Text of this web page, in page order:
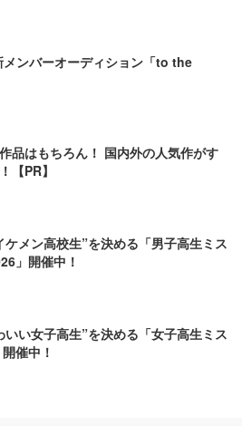
ンバーオーディション「to the
品はもちろん！ 国内外の人気作がす
【PR】
ケメン高校生”を決める「男子高生ミス
」開催中！
いい女子高生”を決める「女子高生ミス
催中！